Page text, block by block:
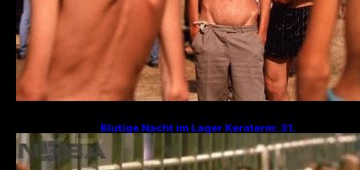
Blutige Nacht im Lager Keraterm: 31.
Jahrestag des Massakers mit 200
Hinrichtungen!